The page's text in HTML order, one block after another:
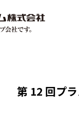
第 12 回プ